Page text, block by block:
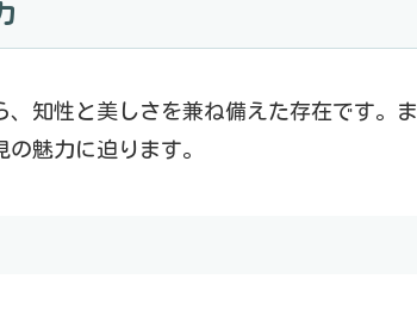
知性と美しさを兼ね備えた存在です。ま
魅力に迫ります。